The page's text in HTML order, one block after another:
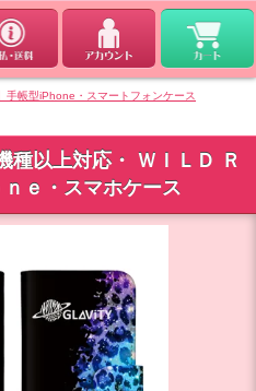
手帳型iPhone・スマートフォンケース
種以上対応・ ＷＩＬＤ Ｒ
ｅ・スマホケース